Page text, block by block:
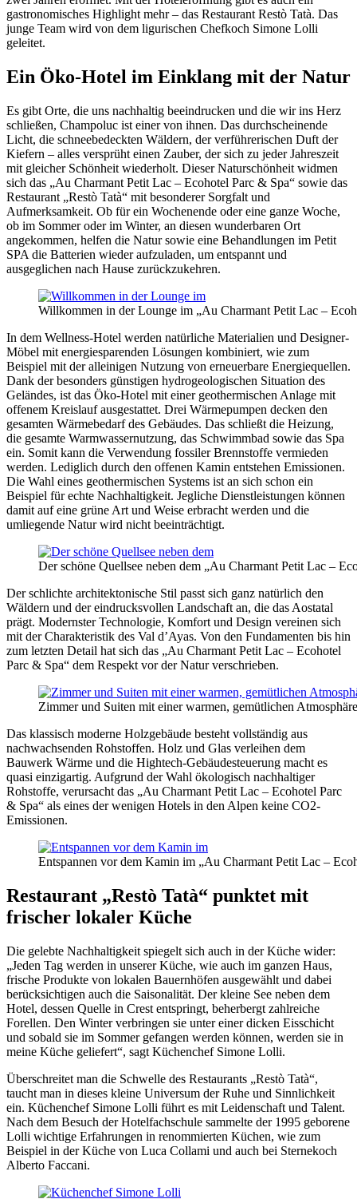
gastronomisches Highlight mehr – das Restaurant Restò Tatà. Das
junge Team wird von dem ligurischen Chefkoch Simone Lolli
geleitet.
Ein Öko-Hotel im Einklang mit der Natur
Es gibt Orte, die uns nachhaltig beeindrucken und die wir ins Herz
schließen, Champoluc ist einer von ihnen. Das durchscheinende
Licht, die schneebedeckten Wäldern, der verführerischen Duft der
Kiefern – alles versprüht einen Zauber, der sich zu jeder Jahreszeit
mit gleicher Schönheit wiederholt. Dieser Naturschönheit widmen
sich das „Au Charmant Petit Lac – Ecohotel Parc & Spa“ sowie das
Restaurant „Restò Tatà“ mit besonderer Sorgfalt und
Aufmerksamkeit. Ob für ein Wochenende oder eine ganze Woche,
ob im Sommer oder im Winter, an diesen wunderbaren Ort
angekommen, helfen die Natur sowie eine Behandlungen im Petit
SPA die Batterien wieder aufzuladen, um entspannt und
ausgeglichen nach Hause zurückzukehren.
Willkommen in der Lounge im „Au Charmant Petit Lac –
In dem Wellness-Hotel werden natürliche Materialien und Designer-
Möbel mit energiesparenden Lösungen kombiniert, wie zum
Beispiel mit der alleinigen Nutzung von erneuerbare Energiequellen.
Dank der besonders günstigen hydrogeologischen Situation des
Geländes, ist das Öko-Hotel mit einer geothermischen Anlage mit
offenem Kreislauf ausgestattet. Drei Wärmepumpen decken den
gesamten Wärmebedarf des Gebäudes. Das schließt die Heizung,
die gesamte Warmwassernutzung, das Schwimmbad sowie das Spa
ein. Somit kann die Verwendung fossiler Brennstoffe vermieden
werden. Lediglich durch den offenen Kamin entstehen Emissionen.
Die Wahl eines geothermischen Systems ist an sich schon ein
Beispiel für echte Nachhaltigkeit. Jegliche Dienstleistungen können
damit auf eine grüne Art und Weise erbracht werden und die
umliegende Natur wird nicht beeinträchtigt.
Der schöne Quellsee neben dem „Au Charmant Petit Lac –
Der schlichte architektonische Stil passt sich ganz natürlich den
Wäldern und der eindrucksvollen Landschaft an, die das Aostatal
prägt. Modernster Technologie, Komfort und Design vereinen sich
mit der Charakteristik des Val d’Ayas. Von den Fundamenten bis hin
zum letzten Detail hat sich das „Au Charmant Petit Lac – Ecohotel
Parc & Spa“ dem Respekt vor der Natur verschrieben.
Zimmer und Suiten mit einer warmen, gemütlichen
Das klassisch moderne Holzgebäude besteht vollständig aus
nachwachsenden Rohstoffen. Holz und Glas verleihen dem
Bauwerk Wärme und die Hightech-Gebäudesteuerung macht es
quasi einzigartig. Aufgrund der Wahl ökologisch nachhaltiger
Rohstoffe, verursacht das „Au Charmant Petit Lac – Ecohotel Parc
& Spa“ als eines der wenigen Hotels in den Alpen keine CO2-
Emissionen.
Entspannen vor dem Kamin im „Au Charmant Petit Lac –
Restaurant „Restò Tatà“ punktet mit
frischer lokaler Küche
Die gelebte Nachhaltigkeit spiegelt sich auch in der Küche wider:
„Jeden Tag werden in unserer Küche, wie auch im ganzen Haus,
frische Produkte von lokalen Bauernhöfen ausgewählt und dabei
berücksichtigen auch die Saisonalität. Der kleine See neben dem
Hotel, dessen Quelle in Crest entspringt, beherbergt zahlreiche
Forellen. Den Winter verbringen sie unter einer dicken Eisschicht
und sobald sie im Sommer gefangen werden können, werden sie in
meine Küche geliefert“, sagt Küchenchef Simone Lolli.
Überschreitet man die Schwelle des Restaurants „Restò Tatà“,
taucht man in dieses kleine Universum der Ruhe und Sinnlichkeit
ein. Küchenchef Simone Lolli führt es mit Leidenschaft und Talent.
Nach dem Besuch der Hotelfachschule sammelte der 1995 geborene
Lolli wichtige Erfahrungen in renommierten Küchen, wie zum
Beispiel in der Küche von Luca Collami und auch bei Sternekoch
Alberto Faccani.